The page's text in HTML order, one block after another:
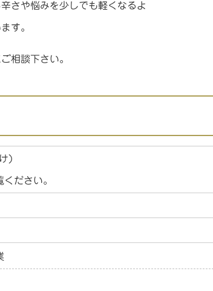
さや悩みを少しでも軽くなるよ
す。
相談下さい。
)
ください。